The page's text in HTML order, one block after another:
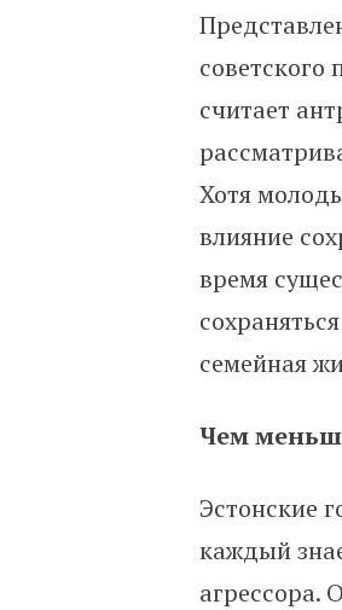
советского
считает
Хотя
влияние
время
семейная
Чем
Эстонские
каждый
агрессора.